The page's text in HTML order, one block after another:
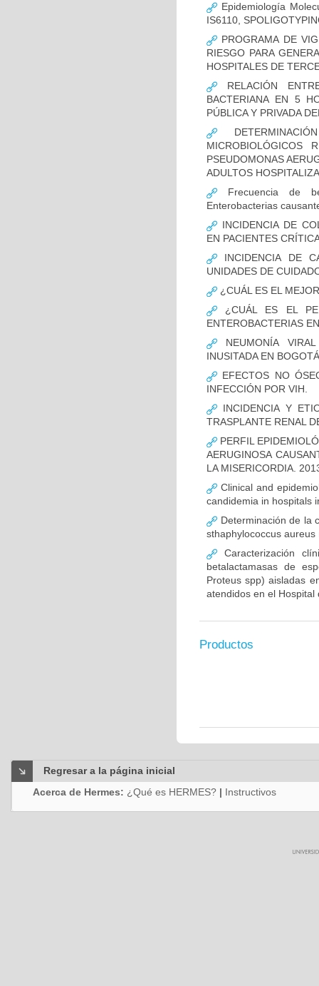
Epidemiología
IS6110,
PROGRAMA DE
RIESGO PARA
HOSPITALES DE
RELACIÓN
BACTERIANA EN 5
PÚBLICA Y PRIVADA
MICROBIOLÓGICOS
PSEUDOMONAS
ADULTOS
Frecuencia de
Enterobacterias
INCIDENCIA DE
EN PACIENTES
INCIDENCIA DE
UNIDADES DE
¿CUÁL ES EL
¿CUÁL ES EL
ENTEROBACTERIAS
NEUMONÍA
INUSITADA EN
EFECTOS NO
INFECCIÓN POR VIH.
INCIDENCIA Y
TRASPLANTE RENAL
PERFIL
AERUGINOSA
LA MISERICORDIA.
Clinical and
candidemia in hospitals
Determinación de la
sthaphylococcus
Caracterización
betalactamasas de
Proteus spp) aisladas
atendidos en el
Productos
Regresar a la página inicial
Acerca de Hermes: ¿Qué es HERMES? | Instructivos